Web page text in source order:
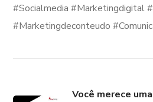
#Socialmedia #Marketingdigital
#Marketingdeconteudo
Você merece uma